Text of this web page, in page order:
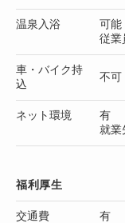
温泉入浴
可能
従業
車・バイク持
込
不可
ネット環境
有
就業
福利厚生
交通費 有